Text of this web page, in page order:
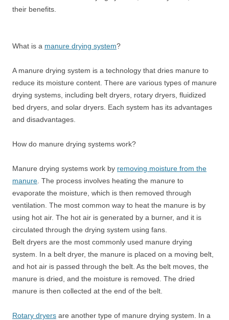
their benefits.
What is a manure drying system?
A manure drying system is a technology that dries manure to
reduce its moisture content. There are various types of manure
drying systems, including belt dryers, rotary dryers, fluidized
bed dryers, and solar dryers. Each system has its advantages
and disadvantages.
How do manure drying systems work?
Manure drying systems work by removing moisture from the
manure . The process involves heating the manure to
evaporate the moisture, which is then removed through
ventilation. The most common way to heat the manure is by
using hot air. The hot air is generated by a burner, and it is
circulated through the drying system using fans.
Belt dryers are the most commonly used manure drying
system. In a belt dryer, the manure is placed on a moving belt,
and hot air is passed through the belt. As the belt moves, the
manure is dried, and the moisture is removed. The dried
manure is then collected at the end of the belt.
Rotary dryers are another type of manure drying system. In a